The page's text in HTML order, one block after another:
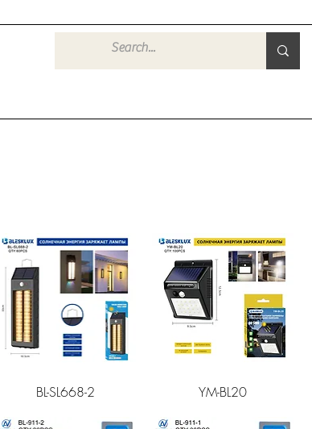
Быстрый просмотр
BL-SL668-2 Быстрый просмотр
YM-BL20